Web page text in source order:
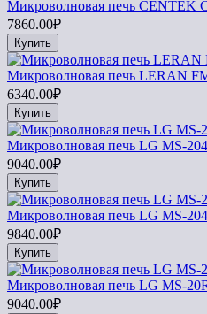
Микроволновая печь CENTEK
7860.00₽
Купить
Микроволновая печь LERAN
6340.00₽
Купить
Микроволновая печь LG MS-
9040.00₽
Купить
Микроволновая печь LG MS-
9840.00₽
Купить
Микроволновая печь LG MS-
9040.00₽